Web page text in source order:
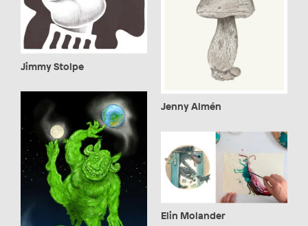
Jimmy Stolpe
Jenny Almén
Elin Molander